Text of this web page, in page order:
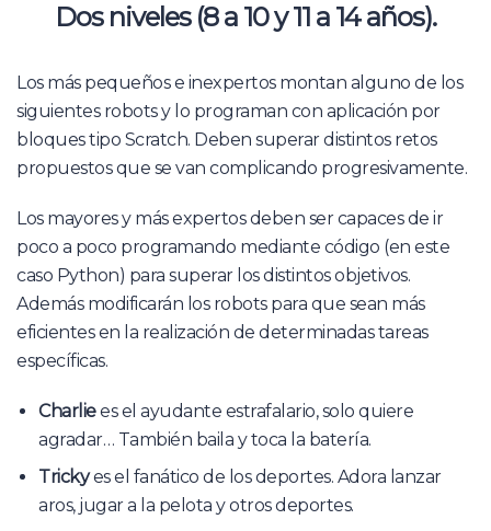
Dos niveles (8 a 10 y 11 a 14 años).
Los más pequeños e inexpertos montan alguno de los
siguientes robots y lo programan con aplicación por
bloques tipo Scratch. Deben superar distintos retos
propuestos que se van complicando progresivamente.
Los mayores y más expertos deben ser capaces de ir
poco a poco programando mediante código (en este
caso Python) para superar los distintos objetivos.
Además modificarán los robots para que sean más
eficientes en la realización de determinadas tareas
específicas.
Charliees el ayudante estrafalario, solo quiere
agradar… También baila y toca la batería.
Trickyes el fanático de los deportes. Adora lanzar
aros, jugar a la pelota y otros deportes.